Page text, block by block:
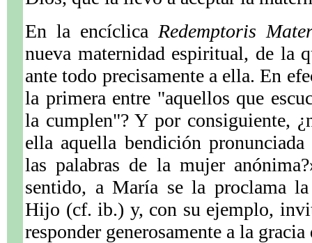
En la encíclica Redemptoris
nueva maternidad espiritual, de la
ante todo precisamente a ella. En
la primera entre "aquellos que
la cumplen"? Y por consiguiente,
ella aquella bendición pronunciada
las palabras de la mujer
sentido, a María se la proclama
Hijo (cf. ib.) y, con su ejemplo,
responder generosamente a la gracia